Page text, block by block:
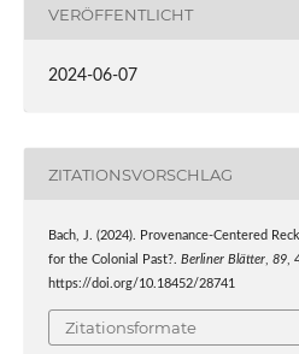
VERÖFFENTLICHT
2024-06-07
ZITATIONSVORSCHLAG
Bach, J. (2024). Provenance-Centered
for the Colonial Past?. Berliner Blätter, 89,
https://doi.org/10.18452/28741
Zitationsformate